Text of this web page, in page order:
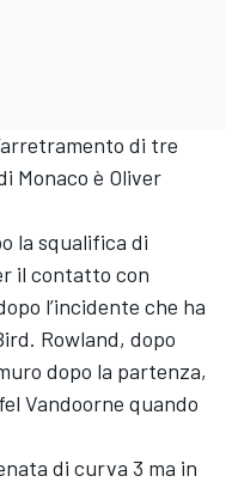
di tre
Monaco è Oliver
la squalifica di
il contatto con
l’incidente che ha
Rowland, dopo
dopo la partenza,
Vandoorne quando
di curva 3 ma in